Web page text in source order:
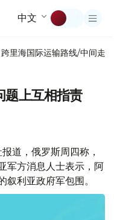
中文
跨里海国际运输路线/中间走廊
题上互相指责
道，俄罗斯周四称，
军方消息人士表示，阿
利亚政府军包围。